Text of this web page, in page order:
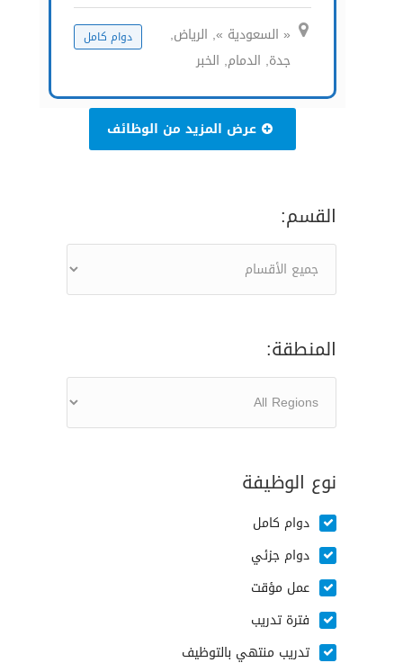
« السعودية », الرياض,
جدة, الدمام, الخبر
دوام كامل
عرض المزيد من الوظائف
القسم:
المنطقة:
نوع الوظيفة
دوام كامل
دوام جزئي
عمل مؤقت
فترة تدريب
تدريب منتهي بالتوظيف